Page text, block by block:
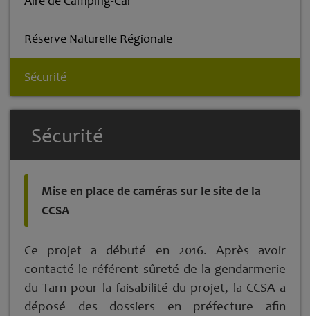
Réserve Naturelle Régionale
Sécurité
Sécurité
Mise en place de caméras sur le site de la
CCSA
Ce projet a débuté en 2016. Après avoir
contacté le référent sûreté de la gendarmerie
du Tarn pour la faisabilité du projet, la CCSA a
déposé des dossiers en préfecture afin